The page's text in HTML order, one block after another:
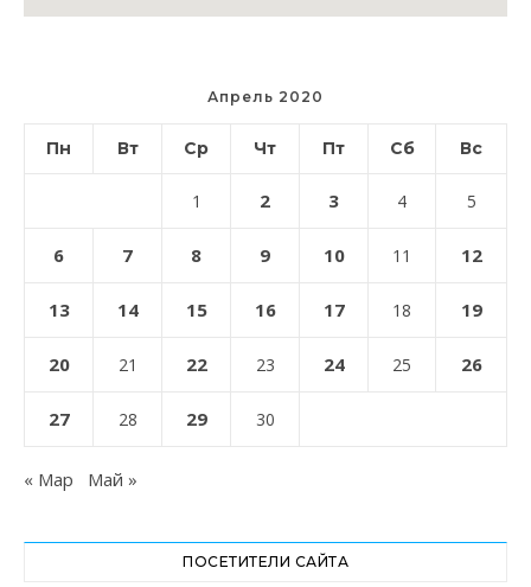
Апрель 2020
Пн Вт Ср Чт Пт Сб Вс
1 2 3 4 5
6 7 8 9 10 11 12
13 14 15 16 17 18 19
20 21 22 23 24 25 26
27 28 29 30
« Мар Май »
ПОСЕТИТЕЛИ САЙТА